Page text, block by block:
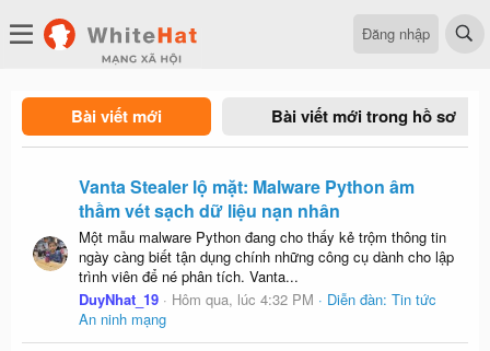
Đăng nhập
Bài viết mới Bài viết mới trong hồ sơ
Vanta Stealer lộ mặt: Malware Python âm
thầm vét sạch dữ liệu nạn nhân
Một mẫu malware Python đang cho thấy kẻ trộm thông tin
ngày càng biết tận dụng chính những công cụ dành cho lập
trình viên để né phân tích. Vanta...
DuyNhat_19
Hôm qua, lúc 4:32 PM Diễn đàn: Tin tức
An ninh mạng